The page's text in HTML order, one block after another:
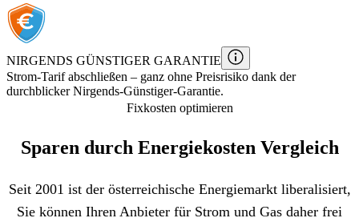
NIRGENDS GÜNSTIGER GARANTIE
Strom-Tarifabschließen – ganz ohne Preisrisiko dank der
durchblicker Nirgends-Günstiger-Garantie.
Fixkosten optimieren
Sparen durch Energiekosten Vergleich
Seit 2001 ist der österreichische Energiemarkt liberalisiert,
Sie können Ihren Anbieter für Strom und Gas daher frei